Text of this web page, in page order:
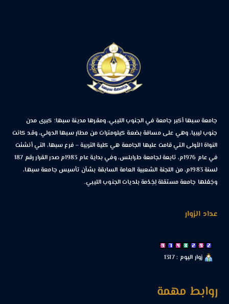
جامعة سبها أكبر جامعة في الجنوب الليبي، ومقرها مدينة سبها؛ كبرى مدن
جنوب ليبيا، وهي على مسافة بضعة كيلومترات من مطار سبها الدولي، وقد كانت
النواة الأولى التي قامت عليها الجامعة هي كلية التربية – فرع سبها، التي أنشئت
في عام 1976م، تابعة لجامعة طرابلس، وفي بداية عام 1983م صدر القرار رقم 187
لسنة 1983م، من اللجنة الشعبية العامة السابقة بشأن تأسيس جامعة سبها،
وجَعْلها جامعة مستقلة لِخِدْمة بلديات الجنوب الليبي.
عداد الزوار
زوار اليوم : 1317
روابط مهمة